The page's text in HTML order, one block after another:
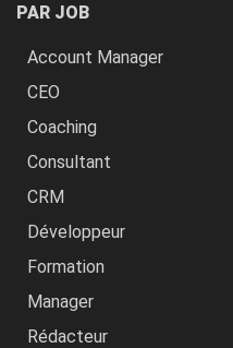
PAR JOB
Account Manager
CEO
Coaching
Consultant
CRM
Développeur
Formation
Manager
Rédacteur